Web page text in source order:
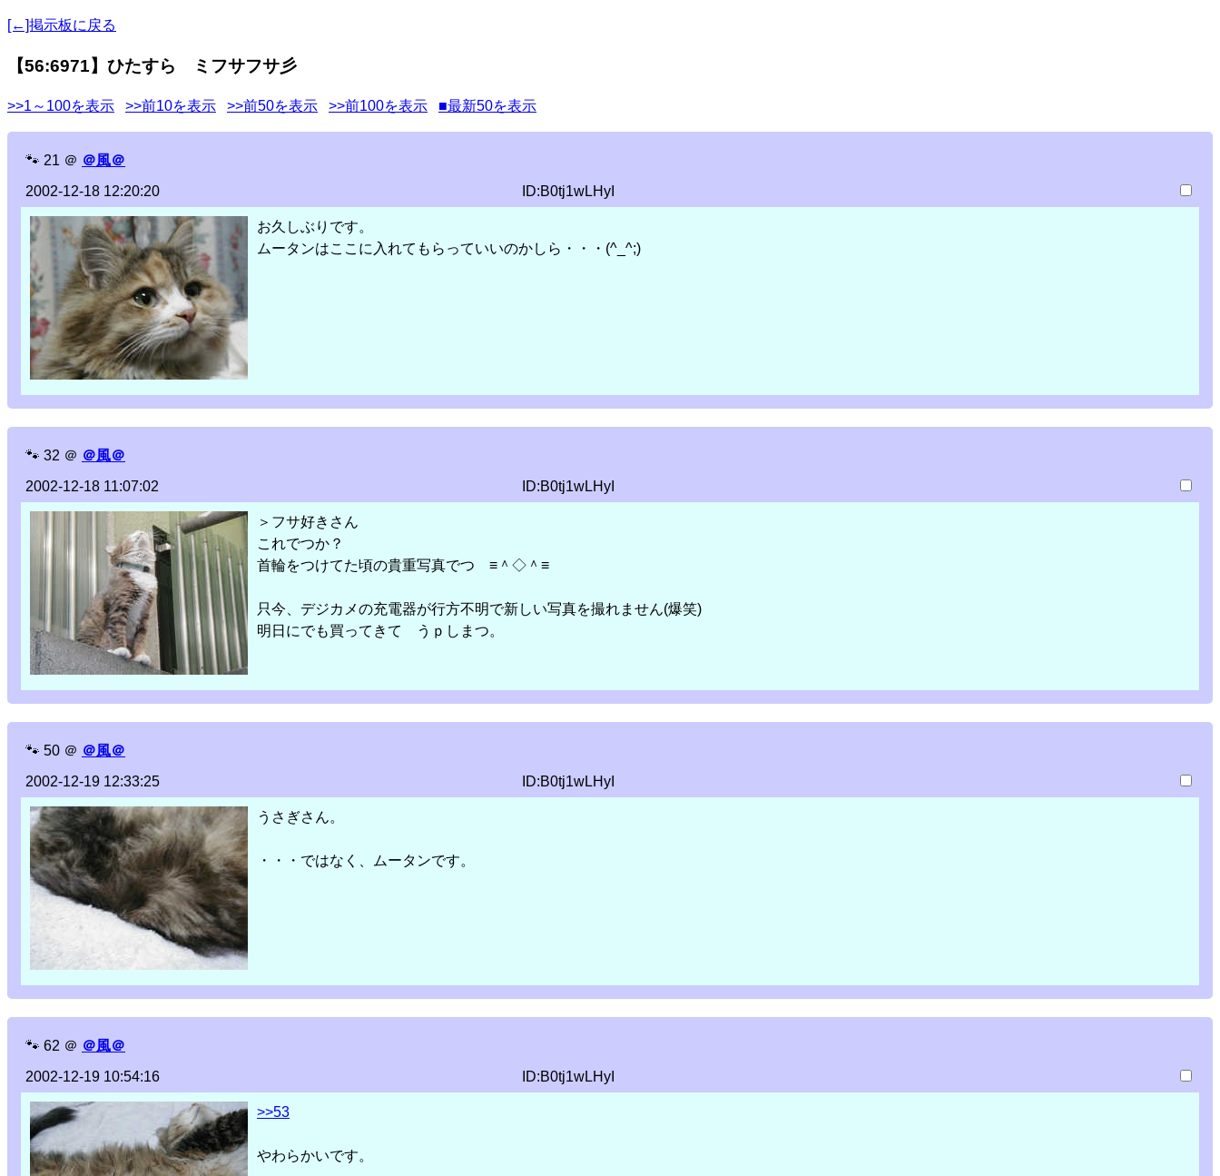
[←]掲示板に戻る
【56:6971】ひたすら ミフサフサ彡
>>1～100を表示 >>前10を表示 >>前50を表示 >>前100を表示 ■最新50を表示
🐾 21 ＠ ＠風＠
2002-12-18 12:20:20
ID:B0tj1wLHyI
お久しぶりです。
ムータンはここに入れてもらっていいのかしら・・・(^_^;)
🐾 32 ＠ ＠風＠
2002-12-18 11:07:02
ID:B0tj1wLHyI
＞フサ好きさん
これでつか？
首輪をつけてた頃の貴重写真でつ ≡＾◇＾≡
只今、デジカメの充電器が行方不明で新しい写真を撮れません(爆笑)
明日にでも買ってきて うｐしまつ。
🐾 50 ＠ ＠風＠
2002-12-19 12:33:25
ID:B0tj1wLHyI
うさぎさん。
・・・ではなく、ムータンです。
🐾 62 ＠ ＠風＠
2002-12-19 10:54:16
ID:B0tj1wLHyI
>>53
やわらかいです。